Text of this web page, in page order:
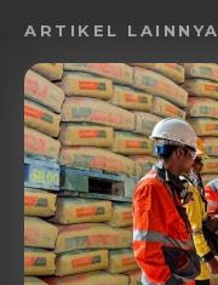
ARTIKEL LAINNYA